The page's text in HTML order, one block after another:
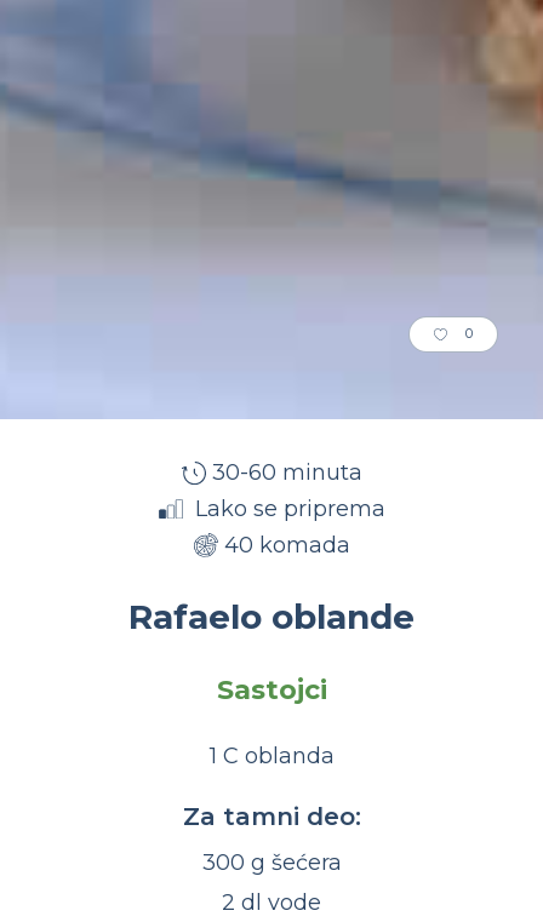
0
30-60 minuta
Lako se priprema
40 komada
Rafaelo oblande
Sastojci
1 C oblanda
Za tamni deo:
300 g šećera
2 dl vode